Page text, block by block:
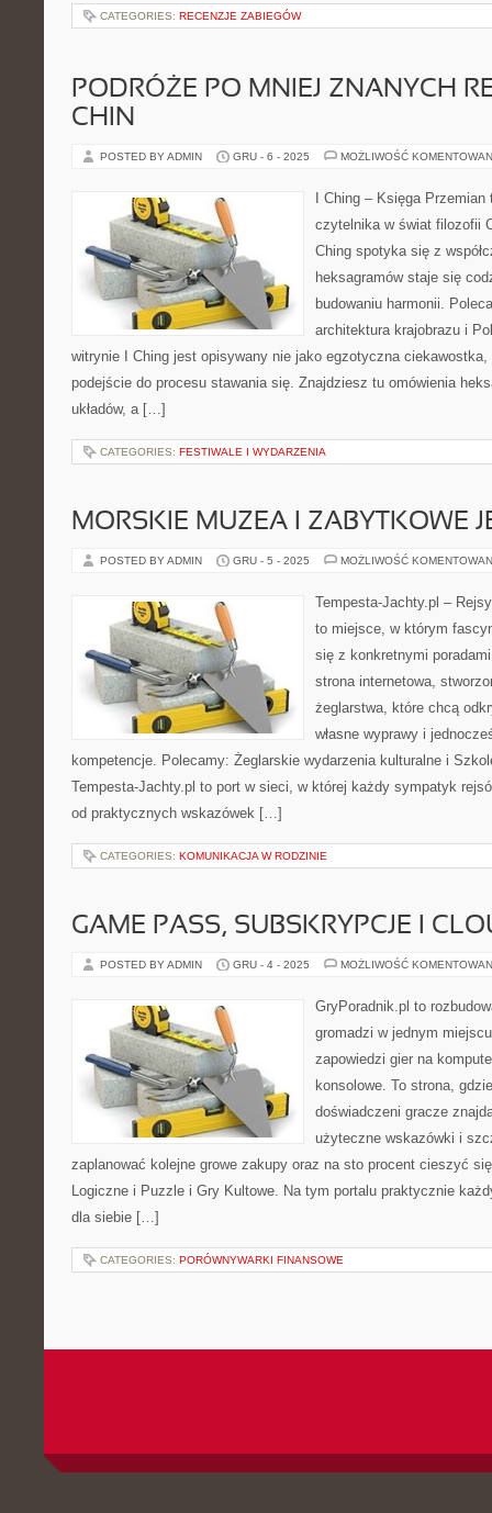
CATEGORIES: RECENZJE ZABIEGÓW
PODRÓŻE PO MNIEJ ZNANYCH
CHIN
POSTED BY ADMIN GRU - 6 - 2025 MOŻLIWOŚĆ
I Ching – Księga
czytelnika w świat filozofii
Ching spotyka się z
heksagramów staje się
budowaniu harmonii.
architektura krajobrazu i
witrynie I Ching jest opisywany nie jako egzotyczna
podejście do procesu stawania się. Znajdziesz tu omówienia
układów, a […]
CATEGORIES: FESTIWALE I WYDARZENIA
MORSKIE MUZEA I ZABYTKOWE
POSTED BY ADMIN GRU - 5 - 2025 MOŻLIWOŚĆ
Tempesta-Jachty.pl –
to miejsce, w którym
się z konkretnymi
strona internetowa,
żeglarstwa, które chcą
własne wyprawy i
kompetencje. Polecamy: Żeglarskie wydarzenia kulturalne i
Tempesta-Jachty.pl to port w sieci, w której każdy sympatyk
od praktycznych wskazówek […]
CATEGORIES: KOMUNIKACJA W RODZINIE
GAME PASS, SUBSKRYPCJE I
POSTED BY ADMIN GRU - 4 - 2025 MOŻLIWOŚĆ
GryPoradnik.pl to
gromadzi w jednym
zapowiedzi gier na
konsolowe. To strona,
doświadczeni gracze
użyteczne wskazówki i
zaplanować kolejne growe zakupy oraz na sto procent cieszyć
Logiczne i Puzzle i Gry Kultowe. Na tym portalu praktycznie
dla siebie […]
CATEGORIES: PORÓWNYWARKI FINANSOWE